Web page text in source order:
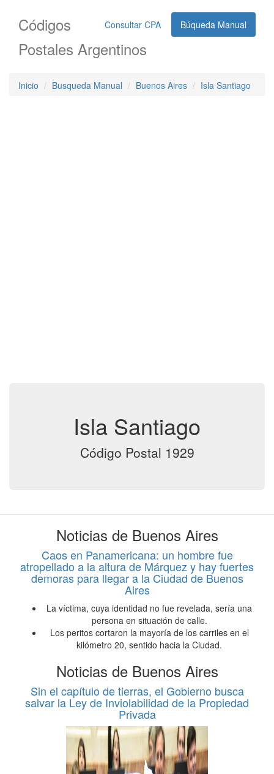
Consultar CPA Búqueda Manual
Códigos
Postales Argentinos
Inicio Busqueda Manual Buenos Aires Isla Santiago
Isla Santiago
Código Postal 1929
Noticias de Buenos Aires
Caos en Panamericana: un hombre fue
atropellado a la altura de Márquez y hay fuertes
demoras para llegar a la Ciudad de Buenos
Aires
La víctima, cuya identidad no fue revelada, sería una
persona en situación de calle.
Los peritos cortaron la mayoría de los carriles en el
kilómetro 20, sentido hacia la Ciudad.
Noticias de Buenos Aires
Sin el capítulo de tierras, el Gobierno busca
salvar la Ley de Inviolabilidad de la Propiedad
Privada